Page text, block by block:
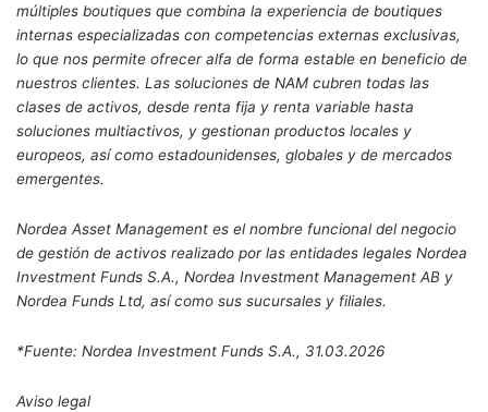
múltiples boutiques que combina la experiencia de boutiques
internas especializadas con competencias externas exclusivas,
lo que nos permite ofrecer alfa de forma estable en beneficio de
nuestros clientes. Las soluciones de NAM cubren todas las
clases de activos, desde renta fija y renta variable hasta
soluciones multiactivos, y gestionan productos locales y
europeos, así como estadounidenses, globales y de mercados
emergentes.
Nordea Asset Management es el nombre funcional del negocio
de gestión de activos realizado por las entidades legales Nordea
Investment Funds S.A., Nordea Investment Management AB y
Nordea Funds Ltd, así como sus sucursales y filiales.
*Fuente: Nordea Investment Funds S.A., 31.03.2026
Aviso legal